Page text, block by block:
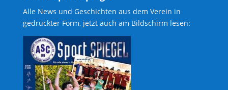
Alle News und Geschichten aus dem Verein in
gedruckter Form, jetzt auch am Bildschirm lesen: